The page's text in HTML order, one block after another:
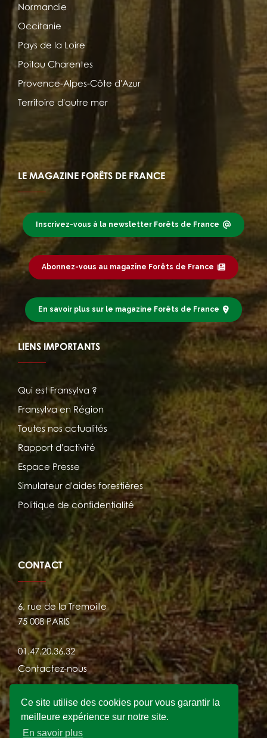
Ce site utilise des cookies pour vous garantir la
meilleure expérience sur notre site.
En savoir plus
Normandie
Occitanie
Pays de la Loire
Poitou Charentes
Provence-Alpes-Côte d'Azur
Territoire d'outre mer
LE MAGAZINE FORÊTS DE FRANCE
Inscrivez-vous à la newsletter Forêts de France
Abonnez-vous au magazine Forêts de France
En savoir plus sur le magazine Forêts de France
LIENS IMPORTANTS
Qui est Fransylva ?
Fransylva en Région
Toutes nos actualités
Rapport d'activité
Espace Presse
Simulateur d'aides forestières
Politique de confidentialité
CONTACT
6, rue de la Tremoille
75 008 PARIS
01.47.20.36.32
Contactez-nous